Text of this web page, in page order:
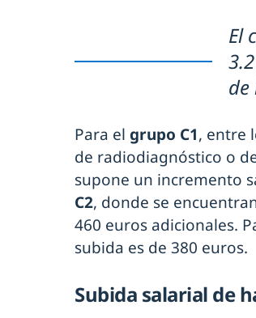
El
de
Para el grupo C1, entre
de radiodiagnóstico o
supone un incremento
C2, donde se
460 euros adicionales.
subida es de 380 euros.
Subida salarial de